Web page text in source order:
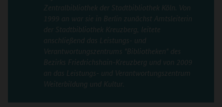
Zentralbibliothek der Stadtbibliothek Köln. Von
1999 an war sie in Berlin zunächst Amtsleiterin
der Stadtbibliothek Kreuzberg, leitete
anschließend das Leistungs- und
Verantwortungszentrums "Bibliotheken" des
Bezirks Friedrichshain-Kreuzberg und von 2009
an das Leistungs- und Verantwortungszentrum
Weiterbildung und Kultur.